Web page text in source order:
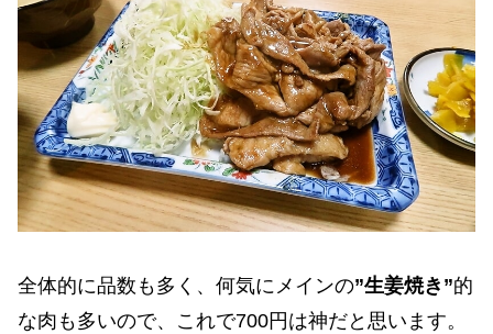
全体的に品数も多く、何気にメインの”生姜焼き”的
な肉も多いので、これで700円は神だと思います。